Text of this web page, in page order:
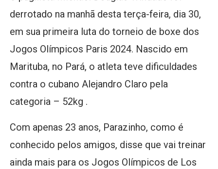
derrotado na manhã desta terça-feira, dia 30,
em sua primeira luta do torneio de boxe dos
Jogos Olímpicos Paris 2024. Nascido em
Marituba, no Pará, o atleta teve dificuldades
contra o cubano Alejandro Claro pela
categoria – 52kg .
Com apenas 23 anos, Parazinho, como é
conhecido pelos amigos, disse que vai treinar
ainda mais para os Jogos Olímpicos de Los